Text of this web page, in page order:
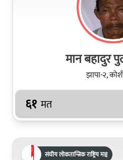
मान बहादुर
झापा-२,
६१ मत
संघीय लोकतान्त्रिक राष्ट्रिय मञ्च